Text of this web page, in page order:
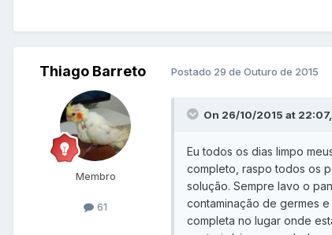
Thiago Barreto
Membro
61
Postado 29 de Outuro de 2015
On 26/10/2015 at
Eu todos os dias limpo
completo, raspo todos os
solução. Sempre lavo o
contaminação de germes
completa no lugar onde